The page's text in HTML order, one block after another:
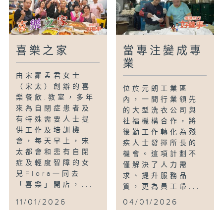
喜樂之家
由宋羅孟君女士
（宋太）創辦的喜
樂餐飲.教室，多年
來為自閉症患者及
有特殊需要人士提
供工作及培訓機
會，每天早上，宋
太都會和患有自閉
症及輕度智障的女
兒Flora一同去
「喜樂」開店，...
11/01/2026
當專注變成專
業
位於元朗工業區
內，一間行業領先
的大型洗衣公司與
社福機構合作，將
後勤工作轉化為殘
疾人士發揮所長的
機會。這項計劃不
僅解決了人力需
求、提升服務品
質，更為員工帶...
04/01/2026